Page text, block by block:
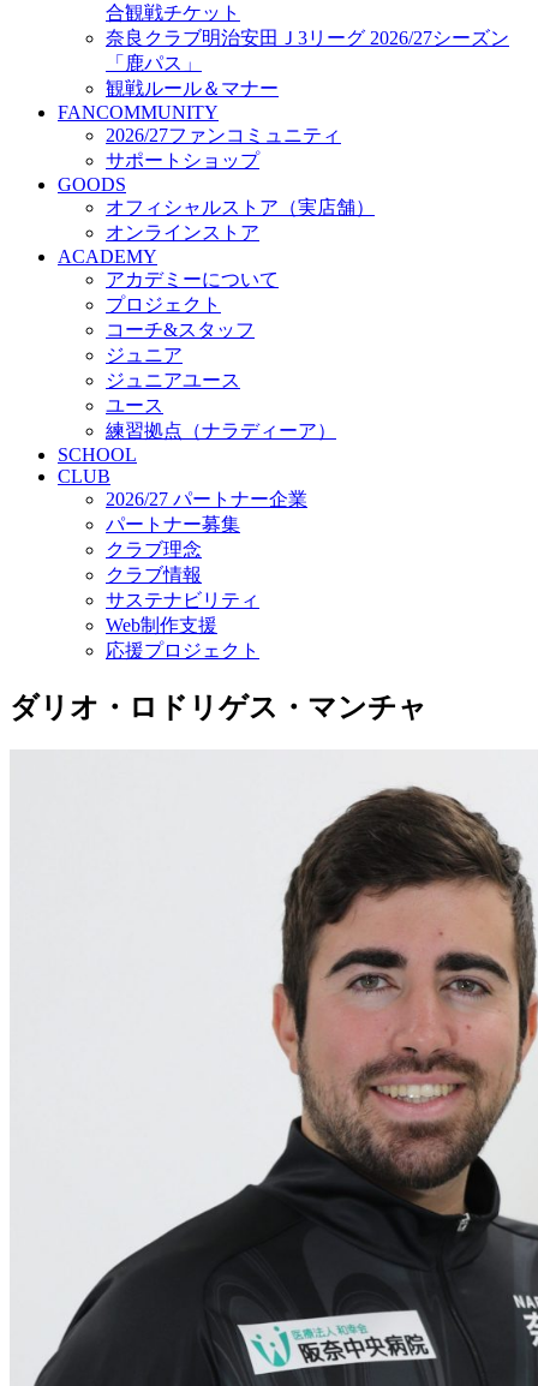
練習拠点（ナラディーア）
SCHOOL
2026/27 パートナー企業
パートナー募集
クラブ理念
クラブ情報
サステナビリティ
Web制作支援
応援プロジェクト
合観戦チケット
奈良クラブ明治安田Ｊ3リーグ 2026/27シーズン
「鹿パス」
観戦ルール＆マナー
FANCOMMUNITY
2026/27ファンコミュニティ
サポートショップ
GOODS
オフィシャルストア（実店舗）
オンラインストア
ACADEMY
アカデミーについて
プロジェクト
コーチ&スタッフ
ジュニア
ジュニアユース
ユース
練習拠点（ナラディーア）
SCHOOL
CLUB
2026/27 パートナー企業
パートナー募集
クラブ理念
クラブ情報
サステナビリティ
Web制作支援
応援プロジェクト
ダリオ・ロドリゲス・マンチャ